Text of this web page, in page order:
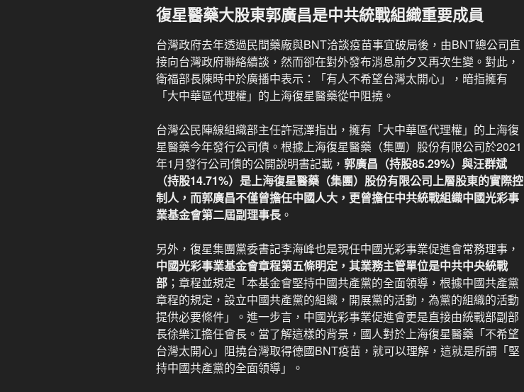
復星醫藥大股東郭廣昌是中共統戰組織重要成員
台灣政府去年透過民間藥廠與BNT洽談疫苗事宜破局後，由BNT總公司直
接向台灣政府聯絡續談，然而卻在對外發布消息前夕又再次生變。對此，
衛福部長陳時中於廣播中表示：「有人不希望台灣太開心」，暗指擁有
「大中華區代理權」的上海復星醫藥從中阻撓。
台灣公民陣線組織部主任許冠澤指出，擁有「大中華區代理權」的上海復
星醫藥今年發行公司債。根據上海復星醫藥（集團）股份有限公司於2021
年1月發行公司債的公開說明書記載， 郭廣昌（持股85.29%）與汪群斌
（持股14.71%）是上海復星醫藥（集團）股份有限公司上層股東的實際控
制人，而郭廣昌不僅曾擔任中國人大，更曾擔任中共統戰組織中國光彩事
業基金會第二屆副理事長 。
另外，復星集團黨委書記李海峰也是現任中國光彩事業促進會常務理事，
中國光彩事業基金會章程第五條明定，其業務主管單位是中共中央統戰
部 ；章程並規定「本基金會堅持中國共產黨的全面領導，根據中國共產黨
章程的規定，設立中國共產黨的組織，開展黨的活動，為黨的組織的活動
提供必要條件」。進一步言，中國光彩事業促進會更是直接由統戰部副部
長徐樂江擔任會長。當了解這樣的背景，國人對於上海復星醫藥「不希望
台灣太開心」阻撓台灣取得德國BNT疫苗，就可以理解，這就是所謂「堅
持中國共產黨的全面領導」。